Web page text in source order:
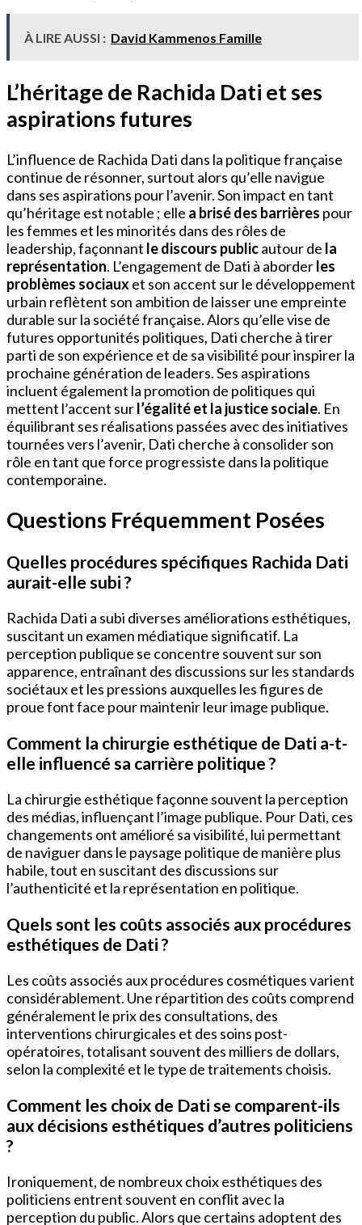
À LIRE AUSSI : David Kammenos Famille
L’héritage de Rachida Dati et ses
aspirations futures
L’influence de Rachida Dati dans la politique française
continue de résonner, surtout alors qu’elle navigue
dans ses aspirations pour l’avenir. Son impact en tant
qu’héritage est notable ; elle a brisé des barrières pour
les femmes et les minorités dans des rôles de
leadership, façonnant le discours publicautour de la
représentation. L’engagement de Dati à aborderles
problèmes sociauxet son accent sur le développement
urbain reflètent son ambition de laisser une empreinte
durable sur la société française. Alors qu’elle vise de
futures opportunités politiques, Dati cherche à tirer
parti de son expérience et de sa visibilité pour inspirer la
prochaine génération de leaders. Ses aspirations
incluent également la promotion de politiques qui
mettent l’accent surl’égalité et la justice sociale. En
équilibrant ses réalisations passées avec des initiatives
tournées vers l’avenir, Dati cherche à consolider son
rôle en tant que force progressiste dans la politique
contemporaine.
Questions Fréquemment Posées
Quelles procédures spécifiques Rachida Dati
aurait-elle subi ?
Rachida Dati a subi diverses améliorations esthétiques,
suscitant un examen médiatique significatif. La
perception publique se concentre souvent sur son
apparence, entraînant des discussions sur les standards
sociétaux et les pressions auxquelles les figures de
proue font face pour maintenir leur image publique.
Comment la chirurgie esthétique de Dati a-t-
elle influencé sa carrière politique ?
La chirurgie esthétique façonne souvent la perception
des médias, influençant l’image publique. Pour Dati, ces
changements ont amélioré sa visibilité, lui permettant
de naviguer dans le paysage politique de manière plus
habile, tout en suscitant des discussions sur
l’authenticité et la représentation en politique.
Quels sont les coûts associés aux procédures
esthétiques de Dati ?
Les coûts associés aux procédures cosmétiques varient
considérablement. Une répartition des coûts comprend
généralement le prix des consultations, des
interventions chirurgicales et des soins post-
opératoires, totalisant souvent des milliers de dollars,
selon la complexité et le type de traitements choisis.
Comment les choix de Dati se comparent-ils
aux décisions esthétiques d’autres politiciens
?
Ironiquement, de nombreux choix esthétiques des
politiciens entrent souvent en conflit avec la
perception du public. Alors que certains adoptent des